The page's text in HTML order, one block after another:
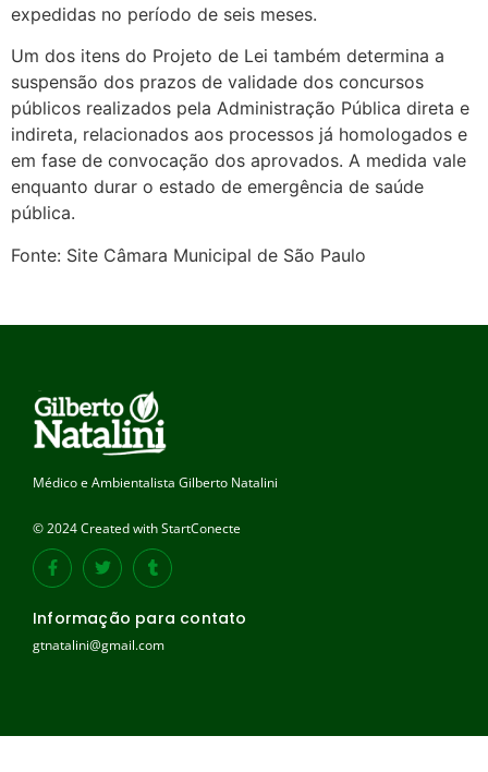
expedidas no período de seis meses.
Um dos itens do Projeto de Lei também determina a
suspensão dos prazos de validade dos concursos
públicos realizados pela Administração Pública direta e
indireta, relacionados aos processos já homologados e
em fase de convocação dos aprovados. A medida vale
enquanto durar o estado de emergência de saúde
pública.
Fonte: Site Câmara Municipal de São Paulo
Médico e Ambientalista Gilberto Natalini
© 2024 Created with StartConecte
Informação para contato
gtnatalini@gmail.com